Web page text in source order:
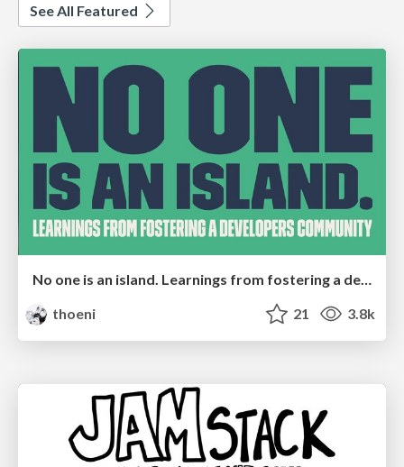
See All Featured
No one is an island. Learnings from fostering a developers community.
thoeni
21 3.8k